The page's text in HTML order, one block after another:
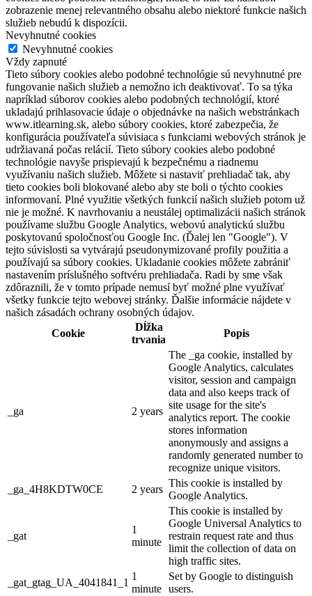
zobrazenie menej relevantného obsahu alebo niektoré funkcie našich
služieb nebudú k dispozícii.
Nevyhnutné cookies
Nevyhnutné cookies
Vždy zapnuté
Tieto súbory cookies alebo podobné technológie sú nevyhnutné pre
fungovanie našich služieb a nemožno ich deaktivovať. To sa týka
napríklad súborov cookies alebo podobných technológií, ktoré
ukladajú prihlasovacie údaje o objednávke na našich webstránkach
www.itlearning.sk, alebo súbory cookies, ktoré zabezpečia, že
konfigurácia používateľa súvisiaca s funkciami webových stránok je
udržiavaná počas relácií. Tieto súbory cookies alebo podobné
technológie navyše prispievajú k bezpečnému a riadnemu
využívaniu našich služieb. Môžete si nastaviť prehliadač tak, aby
tieto cookies boli blokované alebo aby ste boli o týchto cookies
informovaní. Plné využitie všetkých funkcií našich služieb potom už
nie je možné. K navrhovaniu a neustálej optimalizácii našich stránok
používame službu Google Analytics, webovú analytickú službu
poskytovanú spoločnosťou Google Inc. (Ďalej len "Google"). V
tejto súvislosti sa vytvárajú pseudonymizované profily použitia a
používajú sa súbory cookies. Ukladanie cookies môžete zabrániť
nastavením príslušného softvéru prehliadača. Radi by sme však
zdôraznili, že v tomto prípade nemusí byť možné plne využívať
všetky funkcie tejto webovej stránky. Ďalšie informácie nájdete v
našich zásadách ochrany osobných údajov.
Cookie
Dĺžka
trvania
Popis
_ga 2 years
The _ga cookie, installed by
Google Analytics, calculates
visitor, session and campaign
data and also keeps track of
site usage for the site's
analytics report. The cookie
stores information
anonymously and assigns a
randomly generated number to
recognize unique visitors.
_ga_4H8KDTW0CE
2 years
This cookie is installed by
Google Analytics.
_gat
1
minute
This cookie is installed by
Google Universal Analytics to
restrain request rate and thus
limit the collection of data on
high traffic sites.
_gat_gtag_UA_4041841_1
1
minute
Set by Google to distinguish
users.